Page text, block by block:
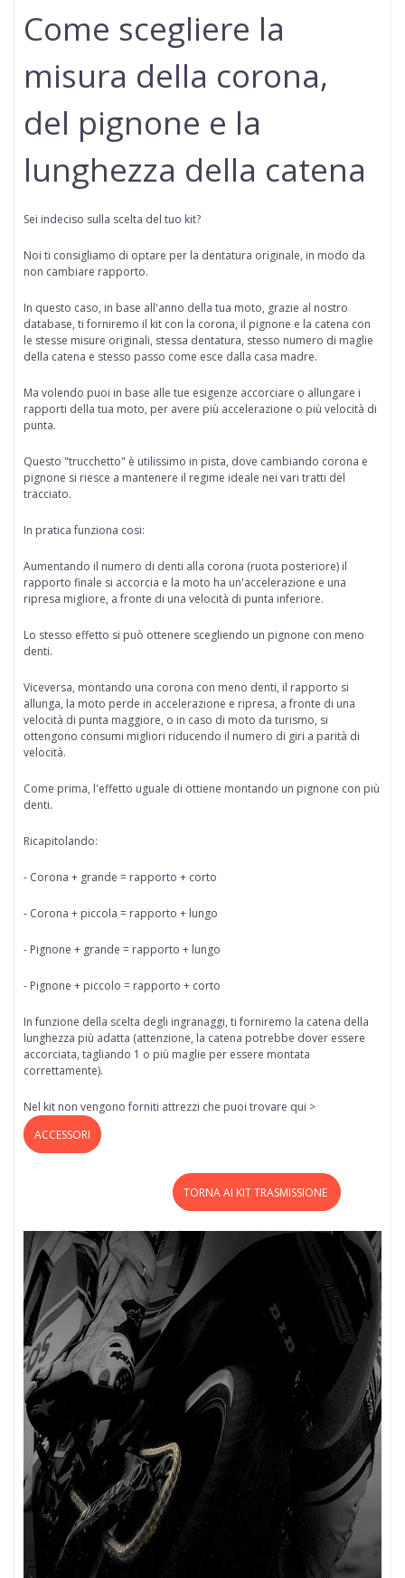
Come scegliere la
misura della corona,
del pignone e la
lunghezza della catena
Sei indeciso sulla scelta del tuo kit?
Noi ti consigliamo di optare per la dentatura originale, in modo da
non cambiare rapporto.
In questo caso, in base all'anno della tua moto, grazie al nostro
database, ti forniremo il kit con la corona, il pignone e la catena con
le stesse misure originali, stessa dentatura, stesso numero di maglie
della catena e stesso passo come esce dalla casa madre.
Ma volendo puoi in base alle tue esigenze accorciare o allungare i
rapporti della tua moto, per avere più accelerazione o più velocità di
punta.
Questo "trucchetto" è utilissimo in pista, dove cambiando corona e
pignone si riesce a mantenere il regime ideale nei vari tratti del
tracciato.
In pratica funziona cosi:
Aumentando il numero di denti alla corona (ruota posteriore) il
rapporto finale si accorcia e la moto ha un'accelerazione e una
ripresa migliore, a fronte di una velocità di punta inferiore.
Lo stesso effetto si può ottenere scegliendo un pignone con meno
denti.
Viceversa, montando una corona con meno denti, il rapporto si
allunga, la moto perde in accelerazione e ripresa, a fronte di una
velocità di punta maggiore, o in caso di moto da turismo, si
ottengono consumi migliori riducendo il numero di giri a parità di
velocità.
Come prima, l'effetto uguale di ottiene montando un pignone con più
denti.
Ricapitolando:
- Corona + grande = rapporto + corto
- Corona + piccola = rapporto + lungo
- Pignone + grande = rapporto + lungo
- Pignone + piccolo = rapporto + corto
In funzione della scelta degli ingranaggi, ti forniremo la catena della
lunghezza più adatta (attenzione, la catena potrebbe dover essere
accorciata, tagliando 1 o più maglie per essere montata
correttamente).
Nel kit non vengono forniti attrezzi che puoi trovare qui >
ACCESSORI
TORNA AI KIT TRASMISSIONE